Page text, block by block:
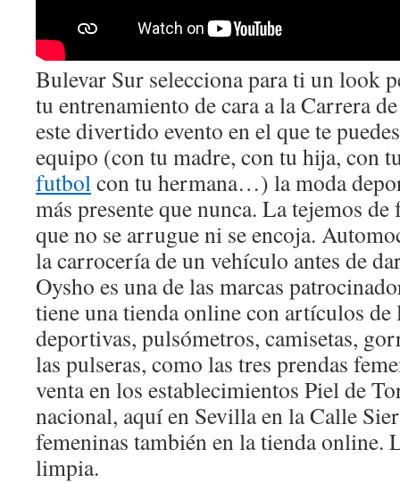
Bulevar Sur selecciona para ti un look
tu entrenamiento de cara a la Carrera
este divertido evento en el que te
equipo (con tu madre, con tu hija, con
futbolcon tu hermana…) la moda
más presente que nunca. La tejemos
que no se arrugue ni se encoja.
la carrocería de un vehículo antes de
Oysho es una de las marcas
tiene una tienda online con artículos de
deportivas, pulsómetros, camisetas,
las pulseras, como las tres prendas
venta en los establecimientos Piel de
nacional, aquí en Sevilla en la Calle
femeninas también en la tienda online.
limpia.